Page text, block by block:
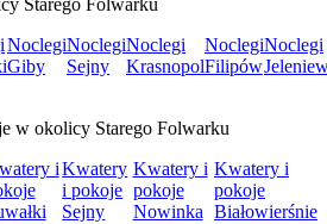
Starego Folwarku
Noclegi
Giby
Noclegi
Sejny
Noclegi
Krasnopol
Noclegi
Filipów
Noclegi
w okolicy Starego Folwarku
iKwatery
i pokoje
Sejny
Kwatery i
pokoje
Nowinka
Kwatery i
pokoje
Białowierśnie